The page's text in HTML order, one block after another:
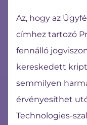
Az, hogy az
címhez tartozó
fennálló
kereskedett
semmilyen
érvényesíthet
Technologies-